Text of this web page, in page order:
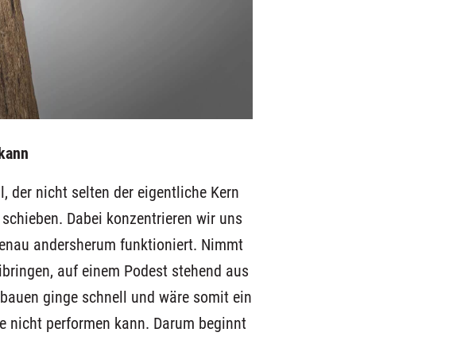
der nicht selten der eigentliche Kern
. Dabei konzentrieren wir uns
andersherum funktioniert. Nimmt
auf einem Podest stehend aus
ginge schnell und wäre somit ein
nicht performen kann. Darum beginnt